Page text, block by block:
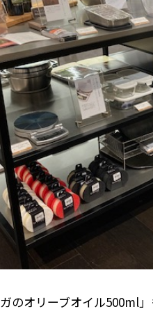
のオリーブオイル500ml